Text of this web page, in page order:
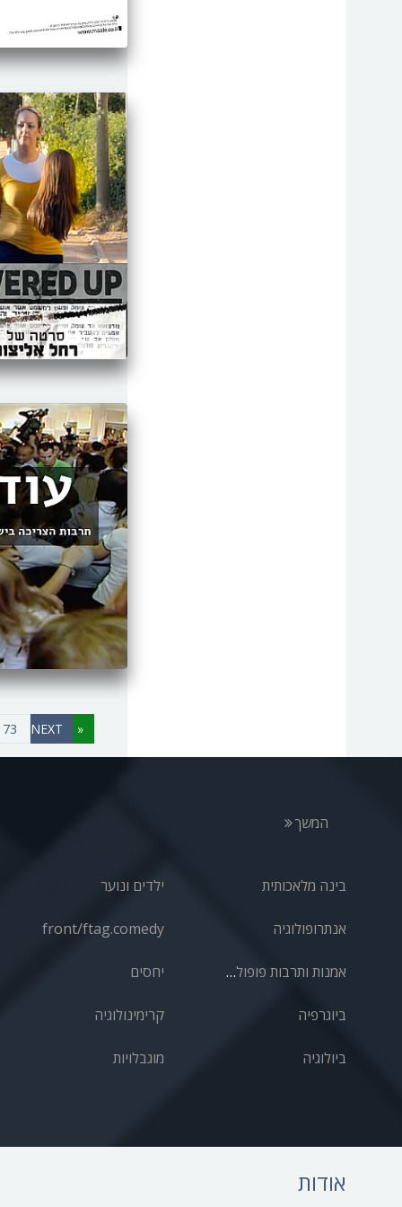
«
73
המשך
בינה מלאכותית
אנתרופולוגיה
אמנות ותרבות פופולרית
ביוגרפיה
ביולוגיה
ילדים ונוער
front/ftag.comedy
יחסים
קרימינולוגיה
מוגבלויות
אודות